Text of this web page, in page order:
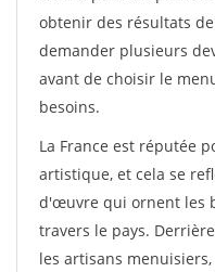
obtenir des résultats
demander plusieurs
avant de choisir le
besoins.
La France est réputée
artistique, et cela se
d'œuvre qui ornent les
travers le pays.
les artisans